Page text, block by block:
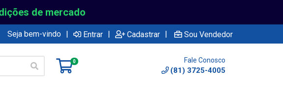
de mercado
Seja bem-vindo | Entrar | Cadastrar | Sou Vendedor
0 Fale Conosco
(81) 3725-4005